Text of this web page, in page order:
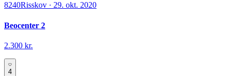
8240Risskov · 29. okt. 2020
Beocenter 2
2.300 kr.
4